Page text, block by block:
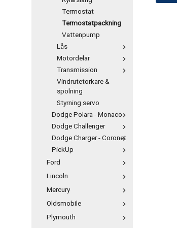
Termostat
Termostatpackning
Vattenpump
Lås
Motordelar
Transmission
Vindrutetorkare &
spolning
Styrning servo
Dodge Polara - Monaco
Dodge Challenger
Dodge Charger - Coronet
PickUp
Ford
Lincoln
Mercury
Oldsmobile
Plymouth